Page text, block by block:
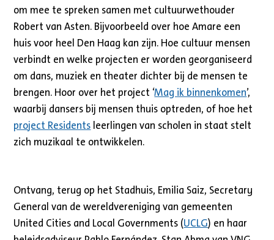
om mee te spreken samen met cultuurwethouder
Robert van Asten. Bijvoorbeeld over hoe Amare een
huis voor heel Den Haag kan zijn. Hoe cultuur mensen
verbindt en welke projecten er worden georganiseerd
om dans, muziek en theater dichter bij de mensen te
brengen. Hoor over het project ‘Mag ik binnenkomen’,
waarbij dansers bij mensen thuis optreden, of hoe het
project Residents leerlingen van scholen in staat stelt
zich muzikaal te ontwikkelen.
Ontvang, terug op het Stadhuis, Emilia Saiz, Secretary
General van de wereldvereniging van gemeenten
United Cities and Local Governments (UCLG) en haar